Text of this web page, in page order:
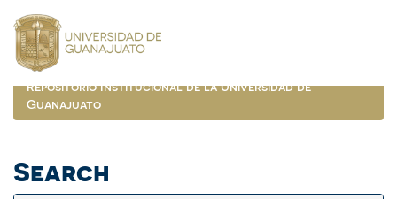
navigation
Repositorio Institucional de la Universidad de
Guanajuato
Search